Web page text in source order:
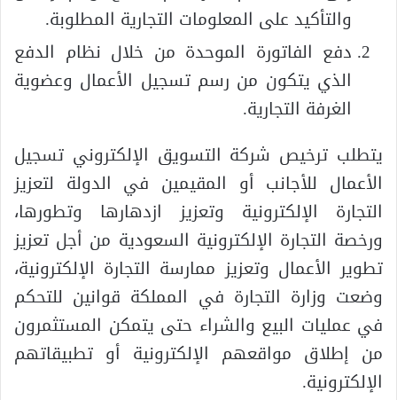
والتأكيد على المعلومات التجارية المطلوبة.
دفع الفاتورة الموحدة من خلال نظام الدفع
الذي يتكون من رسم تسجيل الأعمال وعضوية
الغرفة التجارية.
يتطلب ترخيص شركة التسويق الإلكتروني تسجيل
الأعمال للأجانب أو المقيمين في الدولة لتعزيز
التجارة الإلكترونية وتعزيز ازدهارها وتطورها،
ورخصة التجارة الإلكترونية السعودية من أجل تعزيز
تطوير الأعمال وتعزيز ممارسة التجارة الإلكترونية،
وضعت وزارة التجارة في المملكة قوانين للتحكم
في عمليات البيع والشراء حتى يتمكن المستثمرون
من إطلاق مواقعهم الإلكترونية أو تطبيقاتهم
الإلكترونية.